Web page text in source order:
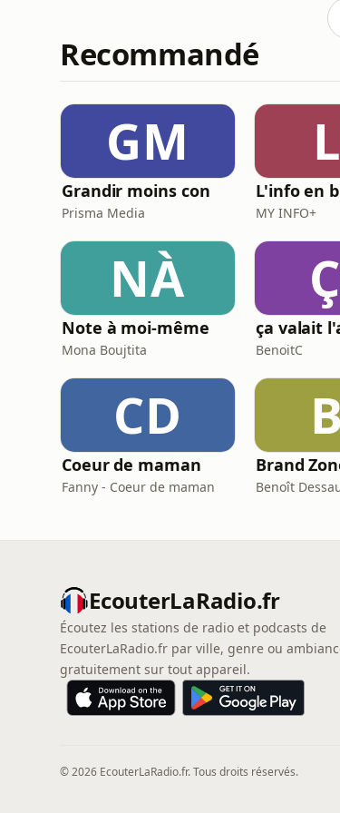
Recommandé
GM
Grandir moins con
Prisma Media MY INFO+
NÀ
Note à moi-même
Mona Boujtita BenoitC
CD
Coeur de maman
Fanny - Coeur de maman
Brand
Benoît
EcouterLaRadio.fr
Écoutez les stations de radio et podcasts de
EcouterLaRadio.fr par ville, genre ou
gratuitement sur tout appareil.
© 2026 EcouterLaRadio.fr. Tous droits réservés.